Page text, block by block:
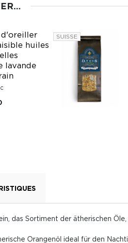
d'oreiller
huiles
lavande
SUISSE
das Sortiment der ätherischen
Orangenöl ideal für den